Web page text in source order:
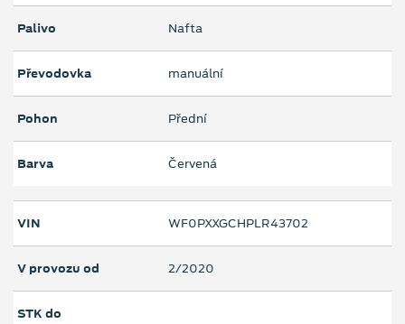
Palivo Nafta
Převodovka manuální
Pohon Přední
Barva Červená
VIN WF0PXXGCHPLR43702
V provozu od 2/2020
STK do